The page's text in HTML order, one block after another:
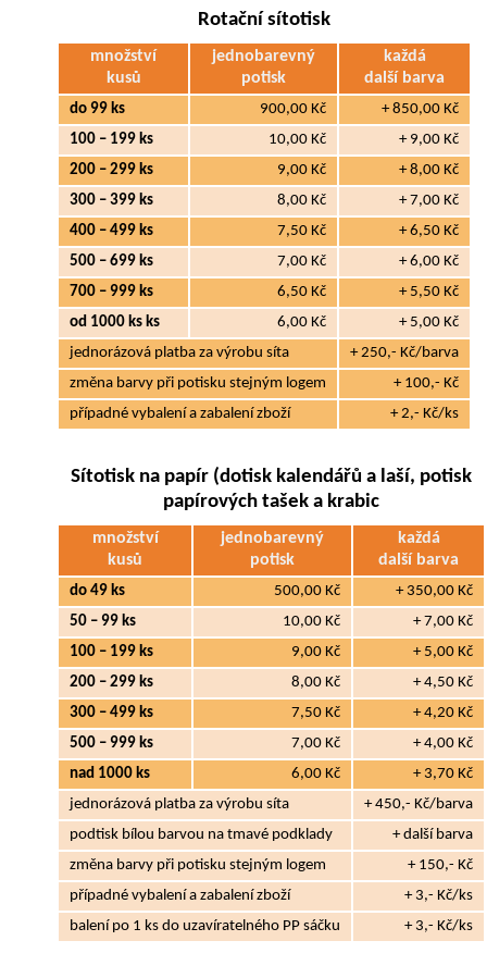
Rotační sítotisk
množství
kusů
jednobarevný
potisk
každá
další barva
do 99 ks 900,00 Kč
+ 850,00 Kč
100 – 199 ks
10,00 Kč
+ 9,00 Kč
200 – 299 ks
9,00 Kč
+ 8,00 Kč
300 – 399 ks
8,00 Kč
+ 7,00 Kč
400 – 499 ks
7,50 Kč
+ 6,50 Kč
500 – 699 ks
7,00 Kč
+ 6,00 Kč
700 – 999 ks
6,50 Kč
+ 5,50 Kč
od 1000 ks ks
6,00 Kč
+ 5,00 Kč
jednorázová platba za výrobu síta
+ 250,- Kč/barva
změna barvy při potisku stejným logem
+ 100,- Kč
případné vybalení a zabalení zboží
+ 2,- Kč/ks
Sítotisk na papír (dotisk kalendářů a laší, potisk
papírových tašek a krabic
množství
kusů
jednobarevný
potisk
každá
další barva
do 49 ks 500,00 Kč
+ 350,00 Kč
50 – 99 ks
10,00 Kč
+ 7,00 Kč
100 – 199 ks
9,00 Kč
+ 5,00 Kč
200 – 299 ks
8,00 Kč
+ 4,50 Kč
300 – 499 ks
7,50 Kč
+ 4,20 Kč
500 – 999 ks
7,00 Kč
+ 4,00 Kč
nad 1000 ks
6,00 Kč
+ 3,70 Kč
jednorázová platba za výrobu síta
+ 450,- Kč/barva
podtisk bílou barvou na tmavé podklady
+ další barva
změna barvy při potisku stejným logem
+ 150,- Kč
případné vybalení a zabalení zboží
+ 3,- Kč/ks
balení po 1 ks do uzavíratelného PP sáčku
+ 3,- Kč/ks